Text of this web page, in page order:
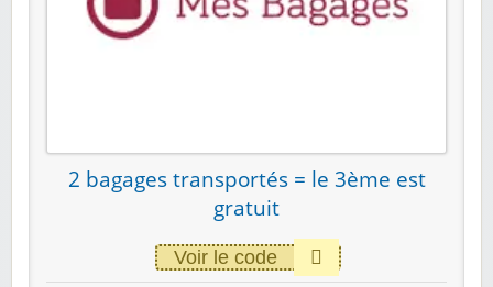
2 bagages transportés = le 3ème est
gratuit
Voir le code